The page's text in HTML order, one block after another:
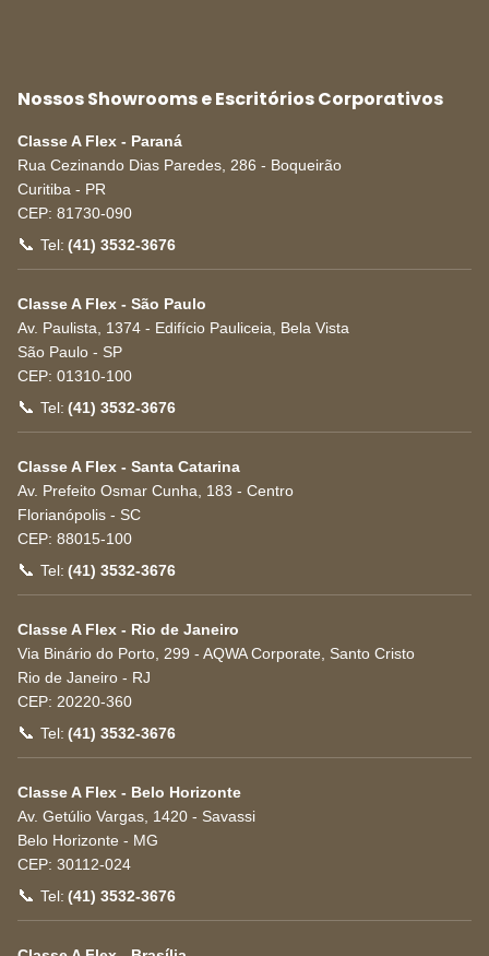
Nossos Showrooms e Escritórios Corporativos
Classe A Flex - Paraná
Rua Cezinando Dias Paredes, 286 - Boqueirão
Curitiba - PR
CEP: 81730-090
📞 Tel: (41) 3532-3676
Classe A Flex - São Paulo
Av. Paulista, 1374 - Edifício Pauliceia, Bela Vista
São Paulo - SP
CEP: 01310-100
📞 Tel: (41) 3532-3676
Classe A Flex - Santa Catarina
Av. Prefeito Osmar Cunha, 183 - Centro
Florianópolis - SC
CEP: 88015-100
📞 Tel: (41) 3532-3676
Classe A Flex - Rio de Janeiro
Via Binário do Porto, 299 - AQWA Corporate, Santo Cristo
Rio de Janeiro - RJ
CEP: 20220-360
📞 Tel: (41) 3532-3676
Classe A Flex - Belo Horizonte
Av. Getúlio Vargas, 1420 - Savassi
Belo Horizonte - MG
CEP: 30112-024
📞 Tel: (41) 3532-3676